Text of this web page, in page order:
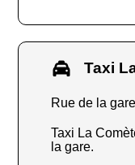
Taxi
Rue de la
Taxi La
la gare.